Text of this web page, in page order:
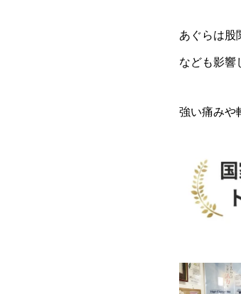
あぐらは股
なども影響
強い痛みや